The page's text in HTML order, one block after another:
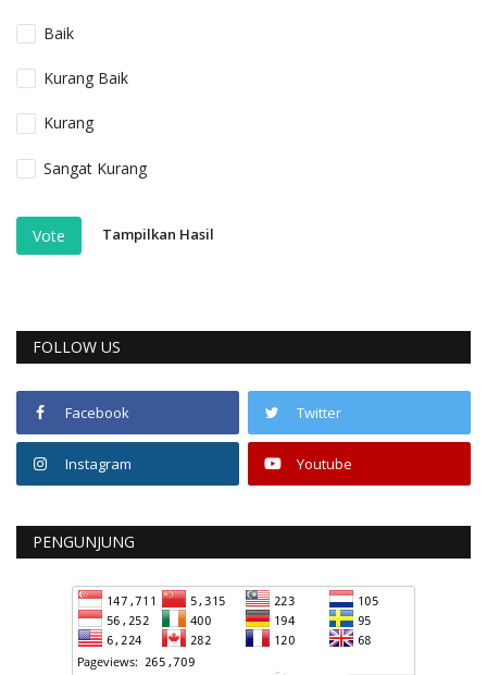
Baik
Kurang Baik
Kurang
Sangat Kurang
Vote Tampilkan Hasil
FOLLOW US
Facebook Twitter
Instagram Youtube
PENGUNJUNG